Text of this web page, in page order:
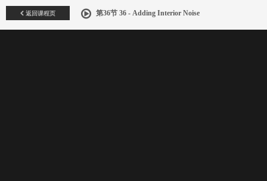
返回课程页 第36节 36 - Adding Interior Noise